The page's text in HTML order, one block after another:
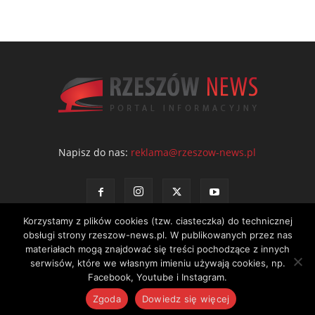
Napisz do nas: reklama@rzeszow-news.pl
Kontakt Polityka prywatności Regulamin portalu
© NEWS Sp. z o.o. - wydawca portalu Rzeszów News. Wszystkie prawa
zastrzeżone. Tel.: 601 97 55 30
Korzystamy z plików cookies (tzw. ciasteczka) do technicznej
obsługi strony rzeszow-news.pl. W publikowanych przez nas
materiałach mogą znajdować się treści pochodzące z innych
serwisów, które we własnym imieniu używają cookies, np.
Facebook, Youtube i Instagram.
Zgoda
Dowiedz się więcej